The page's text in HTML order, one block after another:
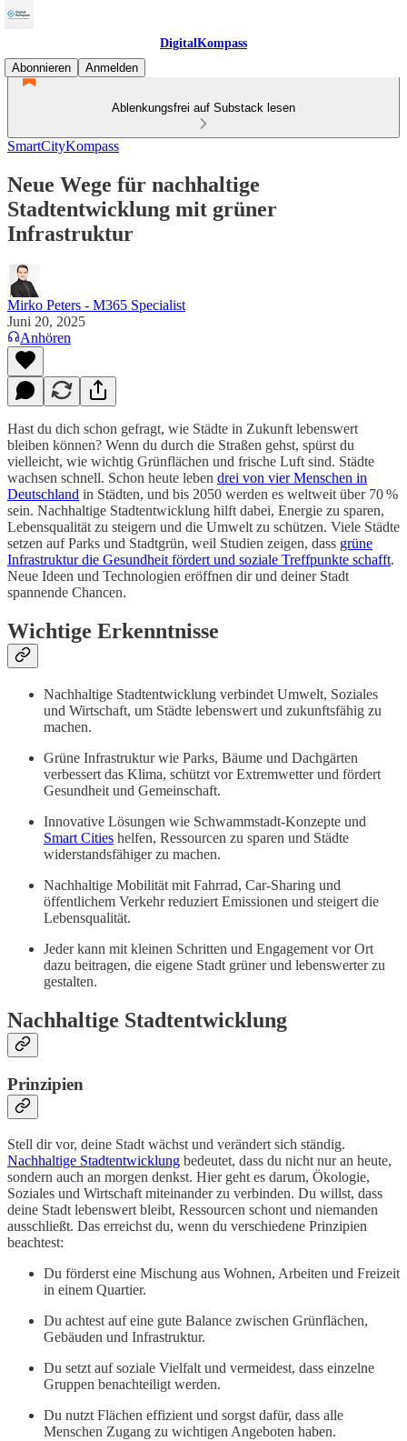
DigitalKompass
Abonnieren
Anmelden
Ablenkungsfrei auf Substack lesen
SmartCityKompass
Neue Wege für nachhaltige
Stadtentwicklung mit grüner
Infrastruktur
Mirko Peters - M365 Specialist
Juni 20, 2025
Anhören
Hast du dich schon gefragt, wie Städte in Zukunft lebenswert
bleiben können? Wenn du durch die Straßen gehst, spürst du
vielleicht, wie wichtig Grünflächen und frische Luft sind. Städte
wachsen schnell. Schon heute leben drei von vier Menschen in
Deutschland in Städten, und bis 2050 werden es weltweit über 70 %
sein. Nachhaltige Stadtentwicklung hilft dabei, Energie zu sparen,
Lebensqualität zu steigern und die Umwelt zu schützen. Viele Städte
setzen auf Parks und Stadtgrün, weil Studien zeigen, dass grüne
Infrastruktur die Gesundheit fördert und soziale Treffpunkte schafft.
Neue Ideen und Technologien eröffnen dir und deiner Stadt
spannende Chancen.
Wichtige Erkenntnisse
Nachhaltige Stadtentwicklung verbindet Umwelt, Soziales
und Wirtschaft, um Städte lebenswert und zukunftsfähig zu
machen.
Grüne Infrastruktur wie Parks, Bäume und Dachgärten
verbessert das Klima, schützt vor Extremwetter und fördert
Gesundheit und Gemeinschaft.
Innovative Lösungen wie Schwammstadt-Konzepte und
Smart Cities helfen, Ressourcen zu sparen und Städte
widerstandsfähiger zu machen.
Nachhaltige Mobilität mit Fahrrad, Car-Sharing und
öffentlichem Verkehr reduziert Emissionen und steigert die
Lebensqualität.
Jeder kann mit kleinen Schritten und Engagement vor Ort
dazu beitragen, die eigene Stadt grüner und lebenswerter zu
gestalten.
Nachhaltige Stadtentwicklung
Prinzipien
Stell dir vor, deine Stadt wächst und verändert sich ständig.
Nachhaltige Stadtentwicklung bedeutet, dass du nicht nur an heute,
sondern auch an morgen denkst. Hier geht es darum, Ökologie,
Soziales und Wirtschaft miteinander zu verbinden. Du willst, dass
deine Stadt lebenswert bleibt, Ressourcen schont und niemanden
ausschließt. Das erreichst du, wenn du verschiedene Prinzipien
beachtest:
Du förderst eine Mischung aus Wohnen, Arbeiten und Freizeit
in einem Quartier.
Du achtest auf eine gute Balance zwischen Grünflächen,
Gebäuden und Infrastruktur.
Du setzt auf soziale Vielfalt und vermeidest, dass einzelne
Gruppen benachteiligt werden.
Du nutzt Flächen effizient und sorgst dafür, dass alle
Menschen Zugang zu wichtigen Angeboten haben.